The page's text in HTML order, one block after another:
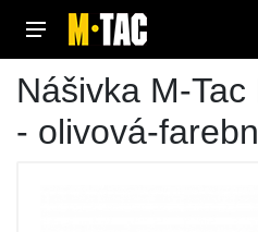
Nášivka M-
- olivová-